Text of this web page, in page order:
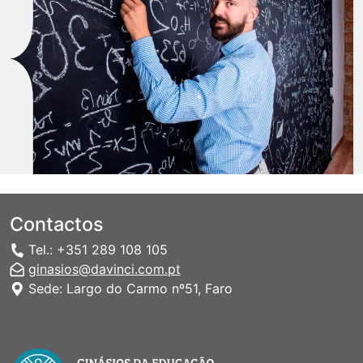
Contactos
Tel.: +351 289 108 105
ginasios@davinci.com.pt
Sede: Largo do Carmo nº51, Faro